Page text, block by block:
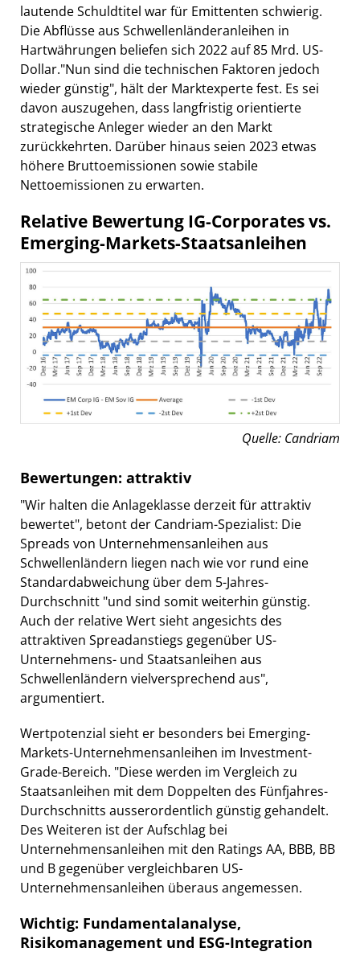
lautende Schuldtitel war für Emittenten schwierig.
Die Abflüsse aus Schwellenländeranleihen in
Hartwährungen beliefen sich 2022 auf 85 Mrd. US-
Dollar."Nun sind die technischen Faktoren jedoch
wieder günstig", hält der Marktexperte fest. Es sei
davon auszugehen, dass langfristig orientierte
strategische Anleger wieder an den Markt
zurückkehrten. Darüber hinaus seien 2023 etwas
höhere Bruttoemissionen sowie stabile
Nettoemissionen zu erwarten.
Relative Bewertung IG-Corporates vs.
Emerging-Markets-Staatsanleihen
Quelle: Candriam
Bewertungen: attraktiv
"Wir halten die Anlageklasse derzeit für attraktiv
bewertet", betont der Candriam-Spezialist: Die
Spreads von Unternehmensanleihen aus
Schwellenländern liegen nach wie vor rund eine
Standardabweichung über dem 5-Jahres-
Durchschnitt "und sind somit weiterhin günstig.
Auch der relative Wert sieht angesichts des
attraktiven Spreadanstiegs gegenüber US-
Unternehmens- und Staatsanleihen aus
Schwellenländern vielversprechend aus",
argumentiert.
Wertpotenzial sieht er besonders bei Emerging-
Markets-Unternehmensanleihen im Investment-
Grade-Bereich. "Diese werden im Vergleich zu
Staatsanleihen mit dem Doppelten des Fünfjahres-
Durchschnitts ausserordentlich günstig gehandelt.
Des Weiteren ist der Aufschlag bei
Unternehmensanleihen mit den Ratings AA, BBB, BB
und B gegenüber vergleichbaren US-
Unternehmensanleihen überaus angemessen.
Wichtig: Fundamentalanalyse,
Risikomanagement und ESG-Integration